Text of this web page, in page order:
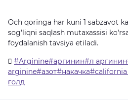
Och qoringa har kuni 1 sabzavot
sog'liqni saqlash mutaxassisi
foydalanish tavsiya etiladi.
#Arginine#аргинин#л
голд